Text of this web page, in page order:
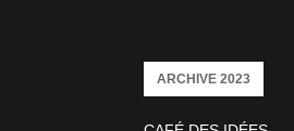
ARCHIVE 2023